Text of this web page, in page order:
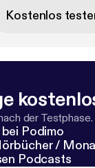
Kostenlos
der Testphase.
Podimo
/
Podcasts